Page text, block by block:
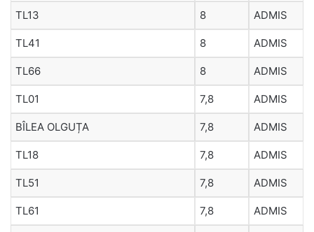
TL13 8 ADMIS
TL41 8 ADMIS
TL66 8 ADMIS
TL01 7,8 ADMIS
BÎLEA OLGUȚA 7,8 ADMIS
TL18 7,8 ADMIS
TL51 7,8 ADMIS
TL61 7,8 ADMIS